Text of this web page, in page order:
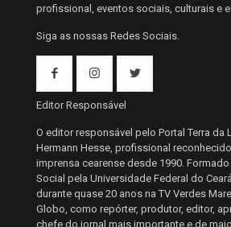
profissional, eventos sociais, culturais e
Siga as nossas Redes Sociais.
Editor Responsável
O editor responsável pelo Portal Terra da
Hermann Hesse, profissional
imprensa cearense desde 1990.
Social pela Universidade Federal do
durante quase 20 anos na TV Verdes
Globo, como repórter, produtor, editor,
chefe do jornal mais importante e de